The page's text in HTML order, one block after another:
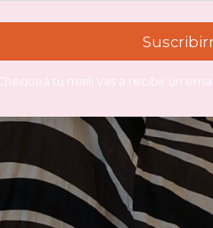
tu mail! Vas a recibir un